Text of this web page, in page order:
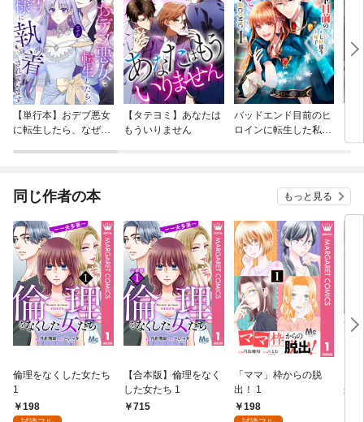
【単行本】おデブ悪女
に転生したら、なぜか
【タテヨミ】あなたは
もういりません
バッドエンド目前のヒ
ロインに転生した私、
同じ作者の本 もっと見る
倫理をなくした女たち
1
198
【合本版】倫理をなく
した女たち 1
715
「ママ」枠からの脱
出！ 1
198
か